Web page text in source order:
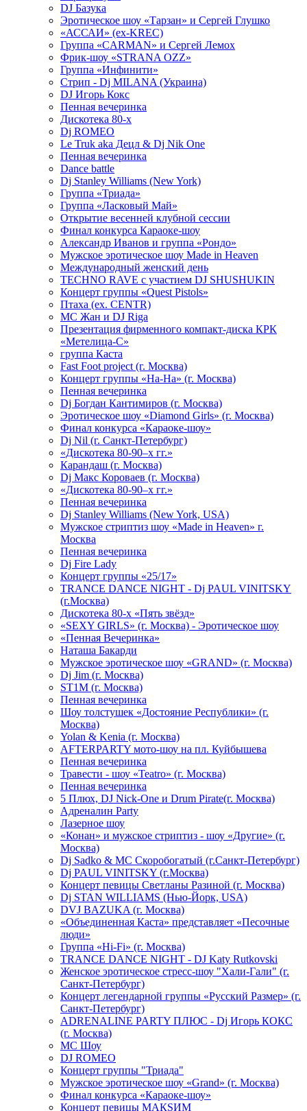
DJ Базука
Эротическое шоу «Тарзан» и Сергей Глушко
«АССАИ» (ex-KREC)
Группа «CARMAN» и Сергей Лемох
Фрик-шоу «STRANA OZZ»
Группа «Инфинити»
Стрип - Dj MILANA (Украина)
DJ Игорь Кокс
Пенная вечеринка
Дискотека 80-х
Dj ROMEO
Le Truk aka Децл & Dj Nik One
Пенная вечеринка
Dance battle
Dj Stanley Williams (New York)
Группа «Триада»
Группа «Ласковый Май»
Открытие весенней клубной сессии
Финал конкурса Караоке-шоу
Александр Иванов и группа «Рондо»
Мужское эротическое шоу Made in Heaven
Международный женский день
TECHNO RAVE с участием DJ SHUSHUKIN
Концерт группы «Quest Pistols»
Птаха (ex. CENTR)
МС Жан и DJ Riga
Презентация фирменного компакт-диска КРК
«Метелица-С»
группа Каста
Fast Foot project (г. Москва)
Концерт группы «На-На» (г. Москва)
Пенная вечеринка
Dj Богдан Кантимиров (г. Москва)
Эротическое шоу «Diamond Girls» (г. Москва)
Финал конкурса «Караоке-шоу»
Dj Nil (г. Санкт-Петербург)
«Дискотека 80-90–х гг.»
Карандаш (г. Москва)
Dj Макс Короваев (г. Москва)
«Дискотека 80-90–х гг.»
Пенная вечеринка
Dj Stanley Williams (New York, USA)
Мужское стриптиз шоу «Made in Heaven» г.
Москва
Пенная вечеринка
Dj Fire Lady
Концерт группы «25/17»
TRANCE DANCE NIGHT - Dj PAUL VINITSKY
(г.Москва)
Дискотека 80-х «Пять звёзд»
«SEXY GIRLS» (г. Москва) - Эротическое шоу
«Пенная Вечеринка»
Hаташа Бакарди
Мужское эротическое шоу «GRAND» (г. Москва)
Dj Jim (г. Москва)
ST1M (г. Москва)
Пенная вечеринка
Шоу толстушек «Достояние Республики» (г.
Москва)
Yolan & Kenia (г. Москва)
AFTERPARTY мото-шоу на пл. Куйбышева
Пенная вечеринка
Травести - шоу «Teatro» (г. Москва)
Пенная вечеринка
5 Плюх, DJ Nick-One и Drum Pirate(г. Москва)
Адреналин Party
Лазерное шоу
«Конан» и мужское стриптиз - шоу «Другие» (г.
Москва)
Dj Sadko & МС Скоробогатый (г.Санкт-Петербург)
Dj PAUL VINITSKY (г.Москва)
Концерт певицы Светланы Разиной (г. Москва)
Dj STAN WILLIAMS (Нью-Йорк, USA)
DVJ BAZUKA (г. Москва)
«Объединенная Каста» представляет «Песочные
люди»
Группа «Hi-Fi» (г. Москва)
TRANCE DANCE NIGHT - DJ Katy Rutkovski
Женское эротическое стресс-шоу "Хали-Гали" (г.
Санкт-Петербург)
Концерт легендарной группы «Русский Размер» (г.
Санкт-Петербург)
ADRENALINE PARTY ПЛЮС - Dj Игорь КОКС
(г. Москва)
MC Шоу
DJ ROMEO
Концерт группы "Триада"
Мужское эротическое шоу «Grand» (г. Москва)
Финал конкурса «Караоке-шоу»
Концерт певицы МАКSИМ